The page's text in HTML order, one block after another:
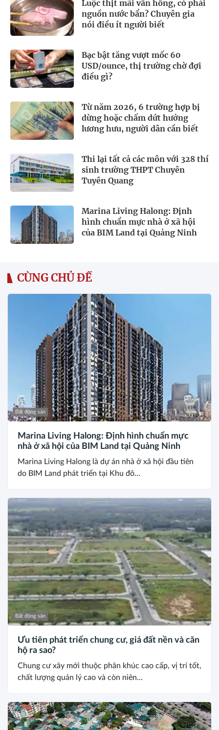
Luộc thịt mãi vẫn hồng, có phải
nguồn nước bẩn? Chuyên gia
nói điều ít người biết
Bạc bật tăng vượt mốc 60
USD/ounce, thị trường chờ đợi
điều gì?
Từ năm 2026, 6 trường hợp bị
dừng hoặc chấm dứt hưởng
lương hưu, người dân cần biết
Thi lại tất cả các môn với 328 thí
sinh trường THPT Chuyên
Tuyên Quang
Marina Living Halong: Định
hình chuẩn mực nhà ở xã hội
của BIM Land tại Quảng Ninh
CÙNG CHỦ ĐỀ
Bất động sản
Marina Living Halong: Định hình chuẩn mực
nhà ở xã hội của BIM Land tại Quảng Ninh
Marina Living Halong là dự án nhà ở xã hội đầu tiên
do BIM Land phát triển tại Khu đô...
Bất động sản
Ưu tiên phát triển chung cư, giá đất nền và căn
hộ ra sao?
Chung cư xây mới thuộc phân khúc cao cấp, vị trí tốt,
chất lượng quản lý cao và còn niên...